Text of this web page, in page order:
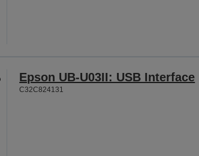
Epson UB-U03II: USB Interface
C32C824131